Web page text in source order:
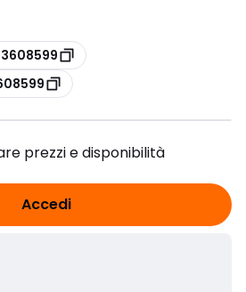
prezzi e disponibilità
Accedi